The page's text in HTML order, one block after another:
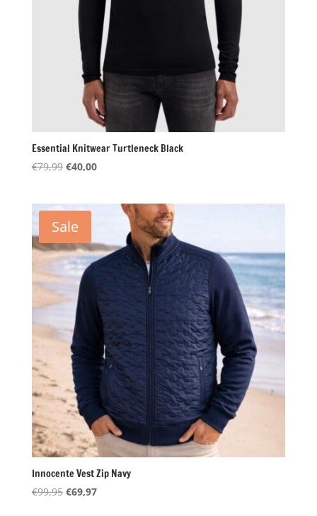
Essential Knitwear Turtleneck Black
€79,99 Oorspronkelijke
€79,99.
€40,00Huidige
€40,00.
Sale
Innocente Vest Zip Navy
€99,95 Oorspronkelijke
€69,97Huidige